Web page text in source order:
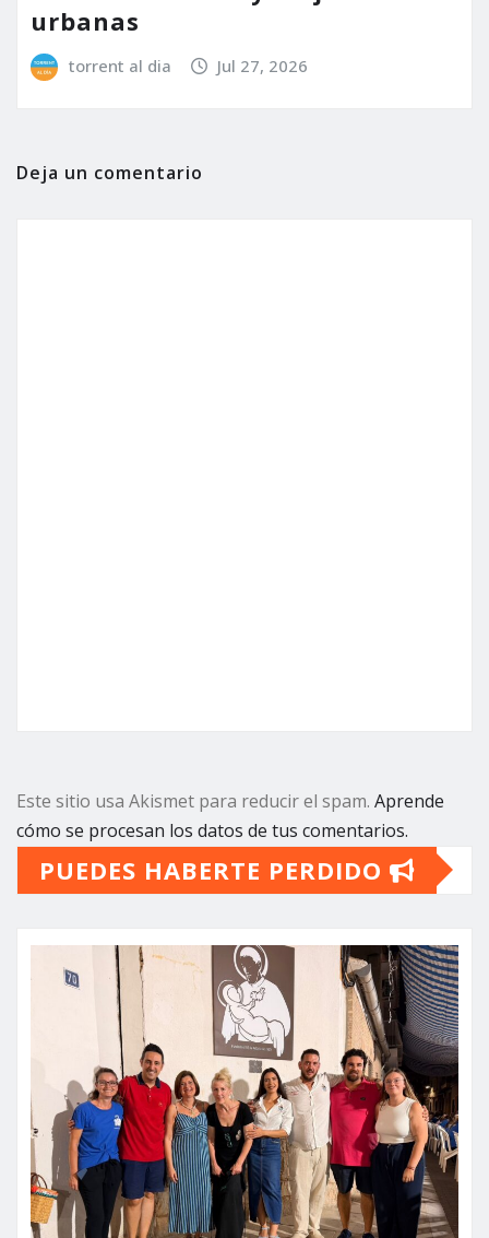
urbanas
torrent al dia Jul 27, 2026
Deja un comentario
Este sitio usa Akismet para reducir el spam. Aprende
cómo se procesan los datos de tus comentarios.
PUEDES HABERTE PERDIDO